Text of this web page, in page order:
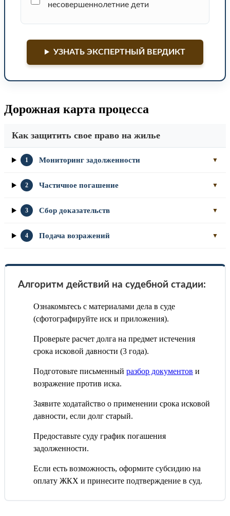
несовершеннолетние дети
УЗНАТЬ ЭКСПЕРТНЫЙ ВЕРДИКТ
Дорожная карта процесса
Как защитить свое право на жилье
1 Мониторинг задолженности ▼
2 Частичное погашение ▼
3 Сбор доказательств ▼
4 Подача возражений ▼
Алгоритм действий на судебной стадии:
Ознакомьтесь с материалами дела в суде
(сфотографируйте иск и приложения).
Проверьте расчет долга на предмет истечения
срока исковой давности (3 года).
Подготовьте письменный разбор документов и
возражение против иска.
Заявите ходатайство о применении срока исковой
давности, если долг старый.
Предоставьте суду график погашения
задолженности.
Если есть возможность, оформите субсидию на
оплату ЖКХ и принесите подтверждение в суд.